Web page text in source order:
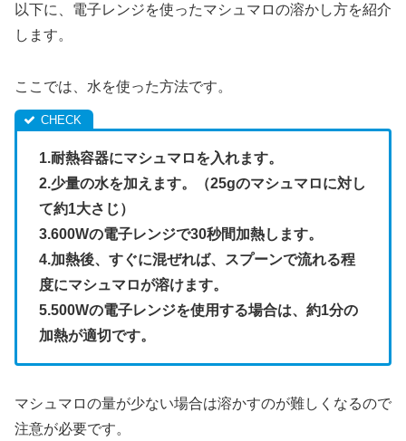
以下に、電子レンジを使ったマシュマロの溶かし方を紹介
します。
ここでは、水を使った方法です。
1.耐熱容器にマシュマロを入れます。
2.少量の水を加えます。（25gのマシュマロに対し
て約1大さじ）
3.600Wの電子レンジで30秒間加熱します。
4.加熱後、すぐに混ぜれば、スプーンで流れる程
度にマシュマロが溶けます。
5.500Wの電子レンジを使用する場合は、約1分の
加熱が適切です。
マシュマロの量が少ない場合は溶かすのが難しくなるので
注意が必要です。